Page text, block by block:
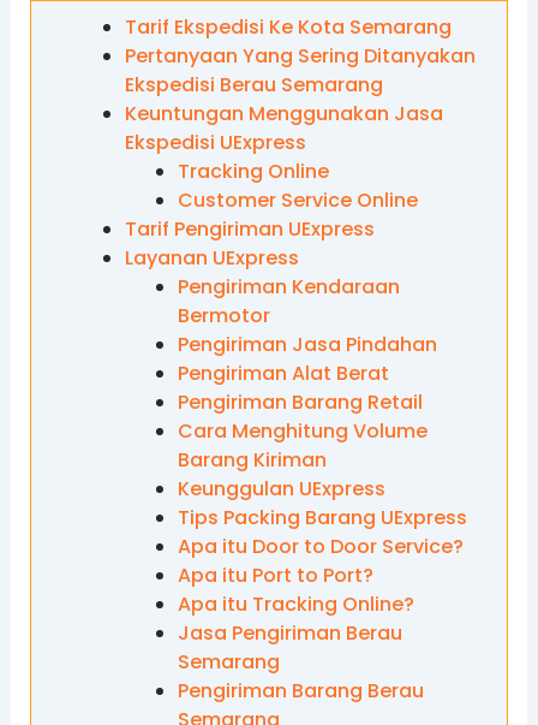
Tarif Ekspedisi Ke Kota Semarang
Pertanyaan Yang Sering Ditanyakan
Ekspedisi Berau Semarang
Keuntungan Menggunakan Jasa
Ekspedisi UExpress
Tracking Online
Customer Service Online
Tarif Pengiriman UExpress
Layanan UExpress
Pengiriman Kendaraan
Bermotor
Pengiriman Jasa Pindahan
Pengiriman Alat Berat
Pengiriman Barang Retail
Cara Menghitung Volume
Barang Kiriman
Keunggulan UExpress
Tips Packing Barang UExpress
Apa itu Door to Door Service?
Apa itu Port to Port?
Apa itu Tracking Online?
Jasa Pengiriman Berau
Semarang
Pengiriman Barang Berau